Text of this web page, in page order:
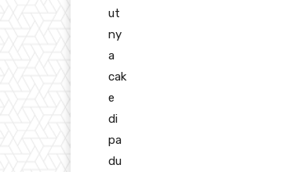
ut
ny
a
cak
e
di
pa
du